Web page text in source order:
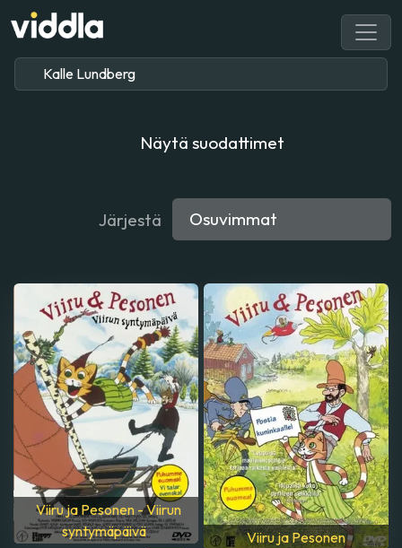
Näytä suodattimet
Järjestä
Viiru ja Pesonen - Viirun
syntymäpäivä
Viiru ja Pesonen